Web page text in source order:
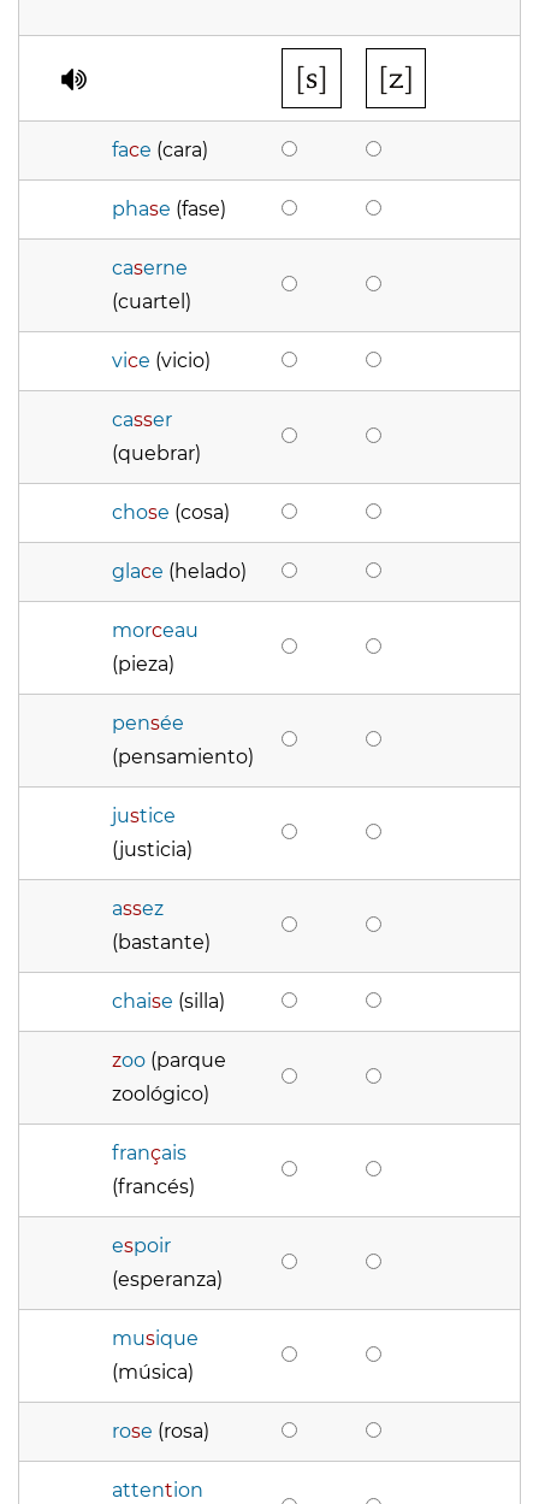
face (cara)
phase (fase)
caserne
(cuartel)
vice (vicio)
casser
(quebrar)
chose (cosa)
glace (helado)
morceau
(pieza)
pensée
(pensamiento)
justice
(justicia)
assez
(bastante)
chaise (silla)
zoo (parque
zoológico)
français
(francés)
espoir
(esperanza)
musique
(música)
rose (rosa)
attention